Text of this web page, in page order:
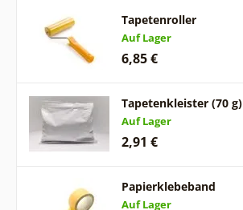
Tapetenroller
Auf Lager
6,85 €
Tapetenkleister (70 g)
Auf Lager
2,91 €
Papierklebeband
Auf Lager